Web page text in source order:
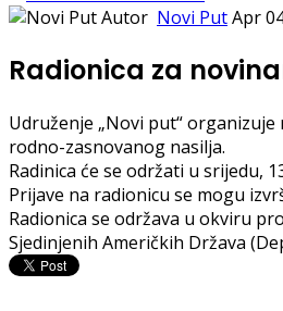
Autor Novi PutApr
Radionica za
Udruženje „Novi put“
rodno-zasnovanog nasilja.
Radinica će se održati u srijedu,
Prijave na radionicu se mogu
Radionica se održava u okviru
Sjedinjenih Američkih Država